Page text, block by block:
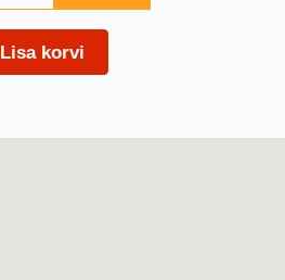
Lisa korvi